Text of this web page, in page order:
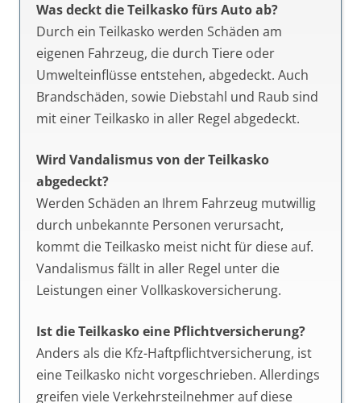
Was deckt die Teilkasko fürs Auto ab?
Durch ein Teilkasko werden Schäden am
eigenen Fahrzeug, die durch Tiere oder
Umwelteinflüsse entstehen, abgedeckt. Auch
Brandschäden, sowie Diebstahl und Raub sind
mit einer Teilkasko in aller Regel abgedeckt.
Wird Vandalismus von der Teilkasko
abgedeckt?
Werden Schäden an Ihrem Fahrzeug mutwillig
durch unbekannte Personen verursacht,
kommt die Teilkasko meist nicht für diese auf.
Vandalismus fällt in aller Regel unter die
Leistungen einer Vollkaskoversicherung.
Ist die Teilkasko eine Pflichtversicherung?
Anders als die Kfz-Haftpflichtversicherung, ist
eine Teilkasko nicht vorgeschrieben. Allerdings
greifen viele Verkehrsteilnehmer auf diese